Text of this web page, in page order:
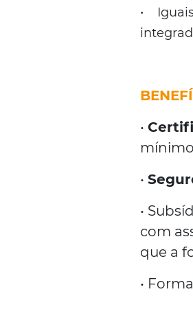
• Iguais
•
•
•
com
que a
•